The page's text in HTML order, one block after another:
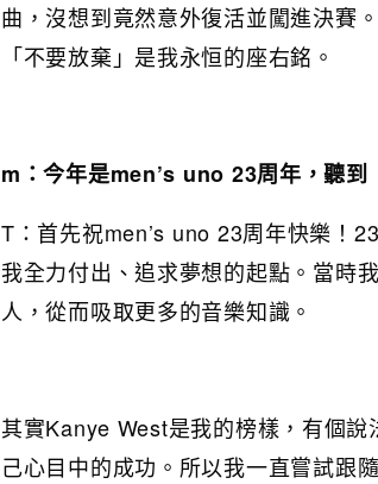
曲，沒想到竟然意外復活並闖進決賽
「不要放棄」是我永恒的座右銘。
m：今年是men’s uno 23周年，聽到
T：首先祝men’s uno 23周年快樂！
我全力付出、追求夢想的起點。當時
人，從而吸取更多的音樂知識。
其實Kanye West是我的榜樣，有個
己心目中的成功。所以我一直嘗試跟